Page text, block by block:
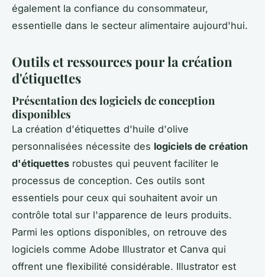
également la confiance du consommateur,
essentielle dans le secteur alimentaire aujourd'hui.
Outils et ressources pour la création
d'étiquettes
Présentation des logiciels de conception
disponibles
La création d'étiquettes d'huile d'olive
personnalisées nécessite des logiciels de création
d'étiquettes robustes qui peuvent faciliter le
processus de conception. Ces outils sont
essentiels pour ceux qui souhaitent avoir un
contrôle total sur l'apparence de leurs produits.
Parmi les options disponibles, on retrouve des
logiciels comme Adobe Illustrator et Canva qui
offrent une flexibilité considérable. Illustrator est